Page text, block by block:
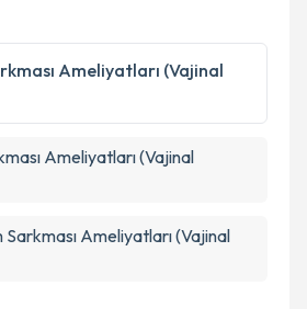
Ameliyatları (Vajinal
Ameliyatları (Vajinal
Sarkması Ameliyatları (Vajinal